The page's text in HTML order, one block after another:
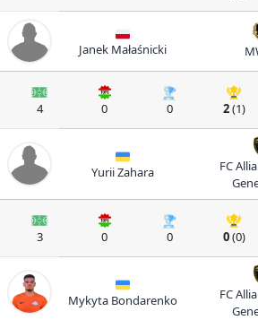
Janek Małaśnicki
4 0 0 2(1)
Yurii Zahara
FC
3 0 0 0(0)
Mykyta Bondarenko
FC